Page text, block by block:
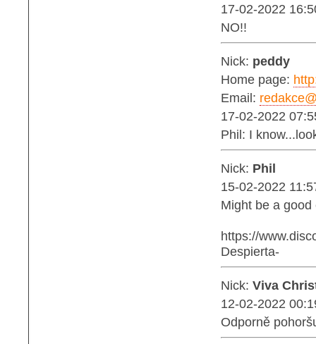
17-02-2022
NO!!
Nick: peddy
Home page:
Email:
17-02-2022
Phil: I
Nick: Phil
15-02-2022
Might be a
https://
Despierta-
Nick: Viva
12-02-2022
Odporně